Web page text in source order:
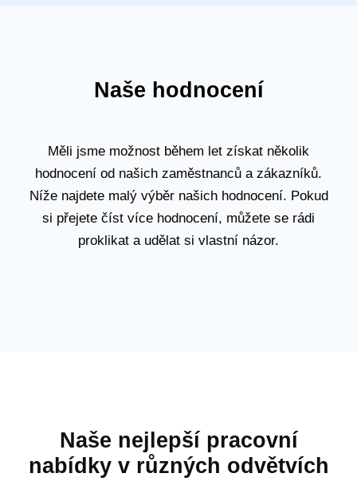
Naše hodnocení
Měli jsme možnost během let získat několik
hodnocení od našich zaměstnanců a zákazníků.
Níže najdete malý výběr našich hodnocení. Pokud
si přejete číst více hodnocení, můžete se rádi
proklikat a udělat si vlastní názor.
Naše nejlepší pracovní
nabídky v různých odvětvích